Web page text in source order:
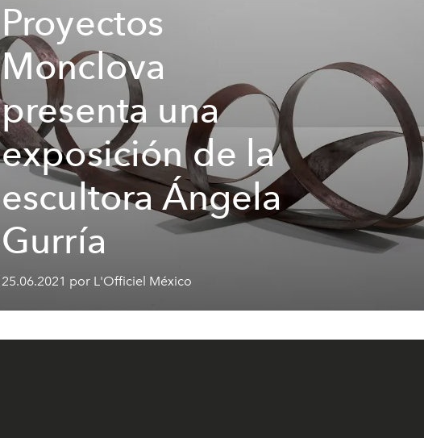
Proyectos
Monclova
presenta una
exposición de la
escultora Ángela
Gurría
25.06.2021 por L'Officiel México